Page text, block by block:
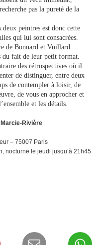
pas la pureté de la
deux peintres est donc cette
qui lui sont consacrées.
de Bonnard et Vuillard
du fait de leur petit format.
des rétrospectives où il
de distinguer, entre deux
de contempler à loisir, de
de vous en approcher et
et les détails.
Rivière
– 75007 Paris
nocturne le jeudi jusqu’à 21h45